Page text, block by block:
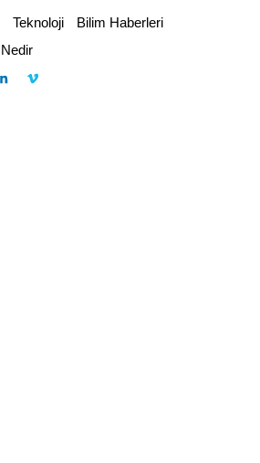
Teknoloji
Bilim Haberleri
Nedir